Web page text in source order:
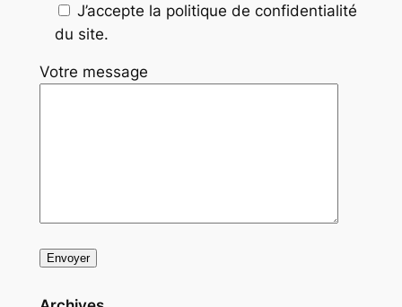
J’accepte la politique de confidentialité
du site.
Votre message